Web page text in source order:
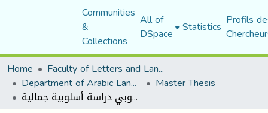
Communities
&
Collections
All of
DSpace Statistics Profils
Home
Faculty of Letters and Languages
Department of Arabic Language and Literature Master Thesis
غنائية "حيزية" لعز الدين ميهوبي دراسة أسلوبية جمالية